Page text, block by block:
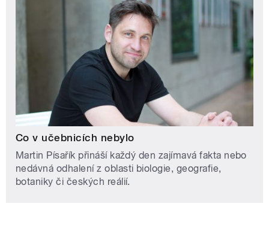
Co v učebnicích nebylo
Martin Písařík přináší každý den zajímavá fakta nebo
nedávná odhalení z oblasti biologie, geografie,
botaniky či českých reálií.